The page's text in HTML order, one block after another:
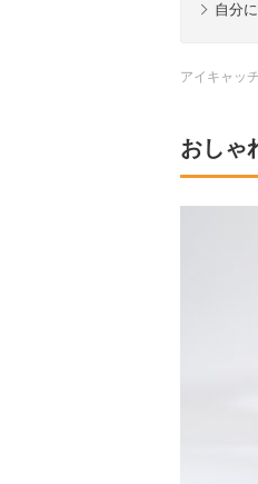
自分
アイキャッ
おしゃ